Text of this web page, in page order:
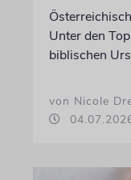
Unter den
biblischen
von Nicole